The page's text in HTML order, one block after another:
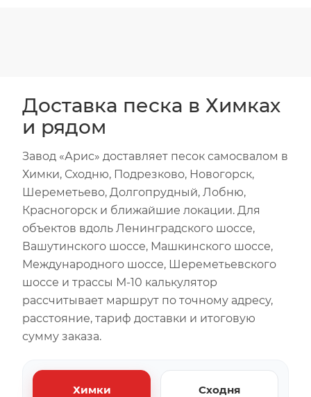
Доставка песка в Химках
и рядом
Завод «Арис» доставляет песок самосвалом в
Химки, Сходню, Подрезково, Новогорск,
Шереметьево, Долгопрудный, Лобню,
Красногорск и ближайшие локации. Для
объектов вдоль Ленинградского шоссе,
Вашутинского шоссе, Машкинского шоссе,
Международного шоссе, Шереметьевского
шоссе и трассы М-10 калькулятор
рассчитывает маршрут по точному адресу,
расстояние, тариф доставки и итоговую
сумму заказа.
Химки Сходня